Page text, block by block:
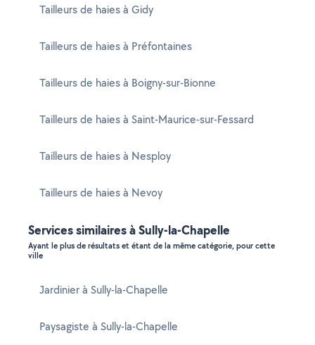
Tailleurs de haies à Gidy
Tailleurs de haies à Préfontaines
Tailleurs de haies à Boigny-sur-Bionne
Tailleurs de haies à Saint-Maurice-sur-Fessard
Tailleurs de haies à Nesploy
Tailleurs de haies à Nevoy
Services similaires à Sully-la-Chapelle
Ayant le plus de résultats et étant de la même catégorie, pour cette
ville
Jardinier à Sully-la-Chapelle
Paysagiste à Sully-la-Chapelle